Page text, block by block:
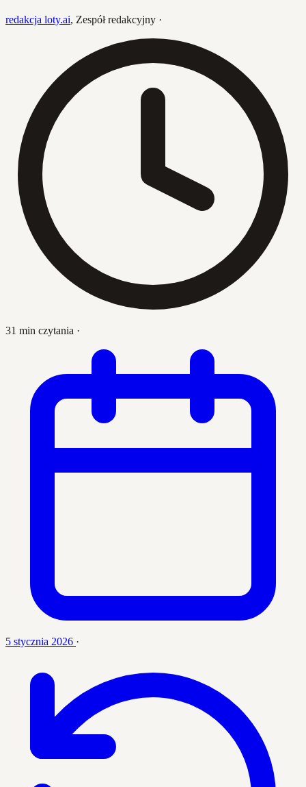
redakcja loty.ai, Zespół redakcyjny ·
31 min czytania ·
5 stycznia 2026 ·